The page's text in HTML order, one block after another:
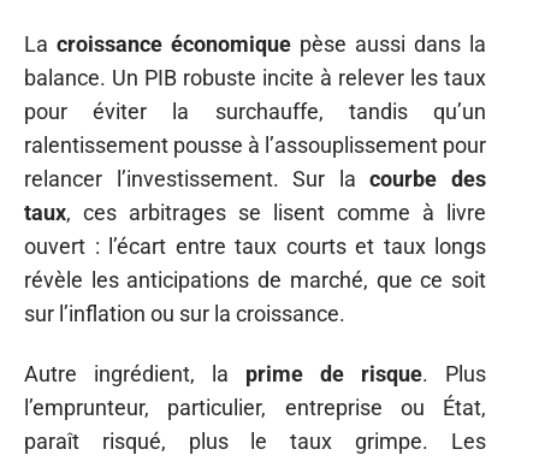
La croissance économique pèse aussi dans la
balance. Un PIB robuste incite à relever les taux
pour éviter la surchauffe, tandis qu’un
ralentissement pousse à l’assouplissement pour
relancer l’investissement. Sur lacourbe des
taux, ces arbitrages se lisent comme à livre
ouvert : l’écart entre taux courts et taux longs
révèle les anticipations de marché, que ce soit
sur l’inflation ou sur la croissance.
Autre ingrédient, la prime de risque. Plus
l’emprunteur, particulier, entreprise ou État,
paraît risqué, plus le taux grimpe. Les